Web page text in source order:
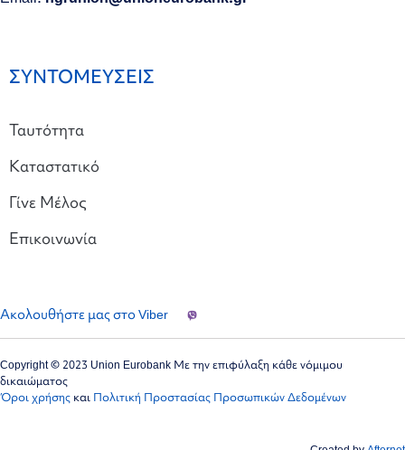
ΣΥΝΤΟΜΕΥΣΕΙΣ
Ταυτότητα
Καταστατικό
Γίνε Μέλος
Επικοινωνία
Ακολουθήστε μας στο Viber
Copyright © 2023 Union Eurobank Με την επιφύλαξη κάθε νόμιμου
δικαιώματος
Όροι χρήσης και Πολιτική Προστασίας Προσωπικών Δεδομένων